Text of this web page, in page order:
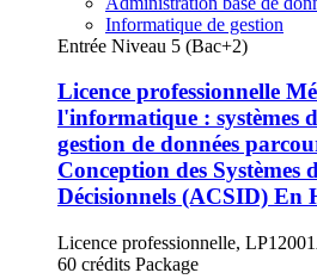
Informatique de gestion
Entrée Niveau 5 (Bac+2)
Licence professionnelle
l'informatique : systèmes
gestion de données
Conception des
Décisionnels (ACSID) En
Licence professionnelle,
60 crédits Package